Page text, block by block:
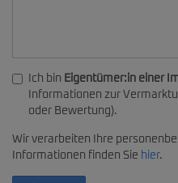
Ich bin Eigentümer:in einer
Informationen zur
oder Bewertung).
Wir verarbeiten Ihre
Informationen finden Sie hier.